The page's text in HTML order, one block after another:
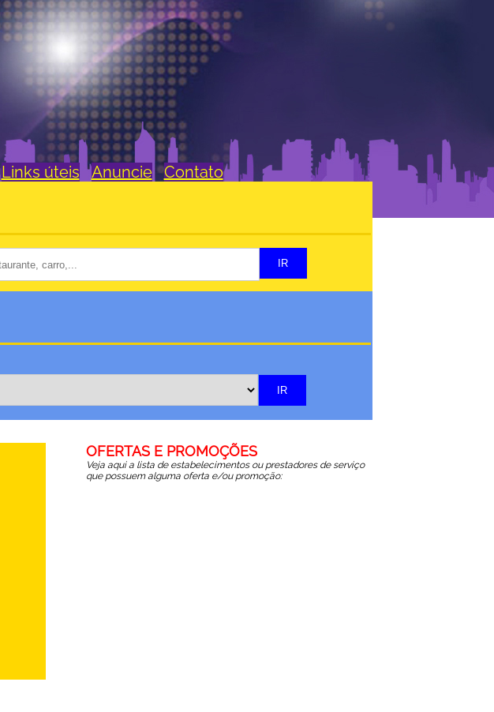
Links úteis Anuncie Contato
OFERTAS E PROMOÇÕES
Veja aqui a lista de estabelecimentos ou prestadores de serviço
que possuem alguma oferta e/ou promoção: